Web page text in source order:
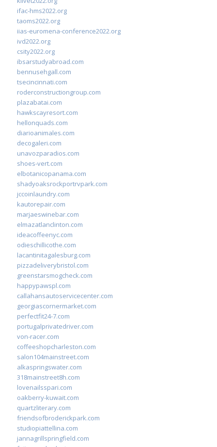
ifac-hms2022.org
taoms2022.org
iias-euromena-conference2022.org
ivd2022.org
csity2022.org
ibsarstudyabroad.com
bennusehgall.com
tsecincinnati.com
roderconstructiongroup.com
plazabatai.com
hawkscayresort.com
hellonquads.com
diarioanimales.com
decogaleri.com
unavozparadios.com
shoes-vert.com
elbotanicopanama.com
shadyoaksrockportrvpark.com
jccoinlaundry.com
kautorepair.com
marjaeswinebar.com
elmazatlanclinton.com
ideacoffeenyc.com
odieschillicothe.com
lacantinitagalesburg.com
pizzadeliverybristol.com
greenstarsmogcheck.com
happypawspl.com
callahansautoservicecenter.com
georgiascornermarket.com
perfectfit24-7.com
portugalprivatedriver.com
von-racer.com
coffeeshopcharleston.com
salon104mainstreet.com
alkaspringswater.com
318mainstreet8h.com
lovenailsspari.com
oakberry-kuwait.com
quartzliterary.com
friendsofbroderickpark.com
studiopiattellina.com
jannagrillspringfield.com